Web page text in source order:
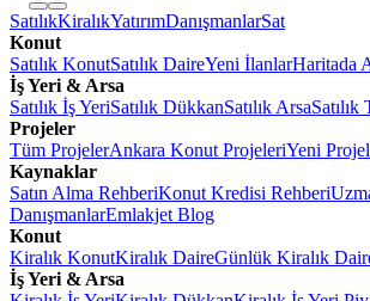
SatılıkKiralıkYatırımDanışmanlarSat
Konut
Satılık KonutSatılık DaireYeni İlanlarHaritada
İş Yeri & Arsa
Satılık İş YeriSatılık DükkanSatılık ArsaSatılık
Projeler
Tüm ProjelerAnkara Konut ProjeleriYeni
Kaynaklar
Satın Alma RehberiKonut Kredisi Rehberi
DanışmanlarEmlakjet Blog
Konut
Kiralık KonutKiralık DaireGünlük Kiralık
İş Yeri & Arsa